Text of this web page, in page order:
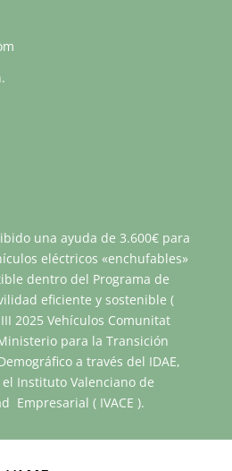
una ayuda de 3.600€ para
eléctricos «enchufables»
dentro del Programa de
eficiente y sostenible (
2025 Vehículos Comunitat
para la Transición
a través del IDAE,
Instituto Valenciano de
Empresarial ( IVACE ).